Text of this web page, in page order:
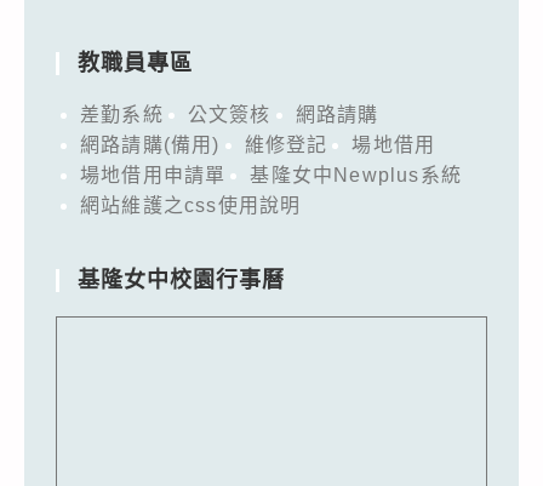
教職員專區
差勤系統 公文簽核
網路請購
網路請購(備用)
維修登記
場地借用
場地借用申請單
基隆女中Newplus系統
網站維護之css使用說明
基隆女中校園行事曆